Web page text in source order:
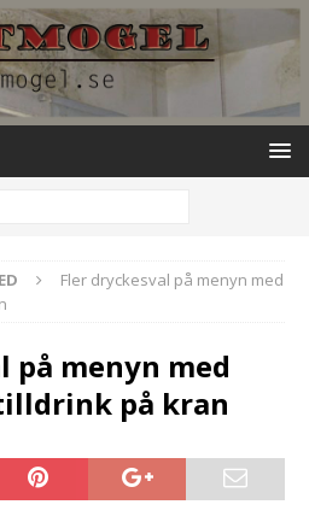
Fler dryckesval på menyn med
på menyn med
på kran